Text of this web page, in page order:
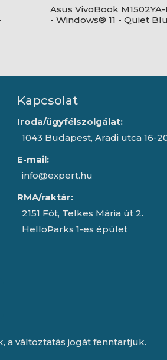
Asus VivoBook
- Windows® 11 - Quiet
Kapcsolat
Iroda/ügyfélszolgálat:
1043 Budapest, Aradi utca 16-
E-mail:
info@expert.hu
RMA/raktár:
2151 Fót, Telkes Mária út 2.
HelloParks 1-es épület
a változtatás jogát fenntartjuk.